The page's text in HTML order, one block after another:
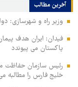
آخرین مطالب
وزیر راه و شهرسازی:
فیدان: ایران هدف
پاکستان می پیوندد
رئیس سازمان
خلیج فارس را مطالبه‌